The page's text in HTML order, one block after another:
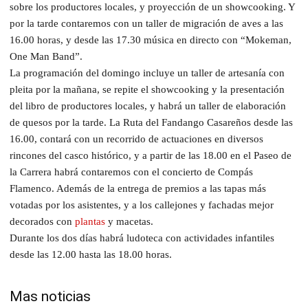
sobre los productores locales, y proyección de un showcooking. Y
por la tarde contaremos con un taller de migración de aves a las
16.00 horas, y desde las 17.30 música en directo con “Mokeman,
One Man Band”.
La programación del domingo incluye un taller de artesanía con
pleita por la mañana, se repite el showcooking y la presentación
del libro de productores locales, y habrá un taller de elaboración
de quesos por la tarde. La Ruta del Fandango Casareños desde las
16.00, contará con un recorrido de actuaciones en diversos
rincones del casco histórico, y a partir de las 18.00 en el Paseo de
la Carrera habrá contaremos con el concierto de Compás
Flamenco. Además de la entrega de premios a las tapas más
votadas por los asistentes, y a los callejones y fachadas mejor
decorados con plantas y macetas.
Durante los dos días habrá ludoteca con actividades infantiles
desde las 12.00 hasta las 18.00 horas.
Mas noticias